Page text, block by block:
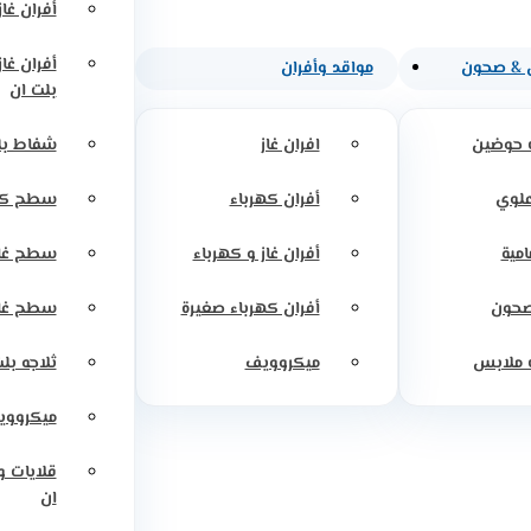
& صحون
حوضين
ملابس
مواقد وأفران
افران غاز
أفران كهرباء
أفران غاز و كهرباء
أفران كهرباء صغيرة
ميكروويف
أفران
أفران
بلت ان
شفاط
سطح
سطح
سطح
ثلاجه
ان